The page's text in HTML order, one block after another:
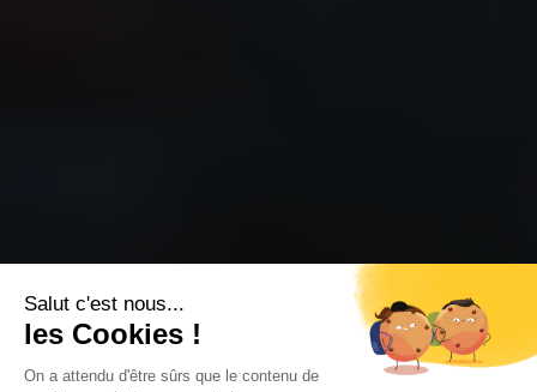
Salut c'est nous...
les Cookies !
On a attendu d'être sûrs que le contenu de